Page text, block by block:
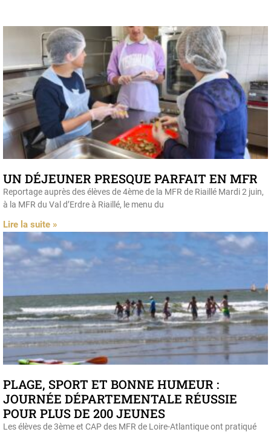
UN DÉJEUNER PRESQUE PARFAIT EN MFR
Reportage auprès des élèves de 4ème de la MFR de Riaillé Mardi 2 juin,
à la MFR du Val d’Erdre à Riaillé, le menu du
Lire la suite »
PLAGE, SPORT ET BONNE HUMEUR :
JOURNÉE DÉPARTEMENTALE RÉUSSIE
POUR PLUS DE 200 JEUNES
Les élèves de 3ème et CAP des MFR de Loire-Atlantique ont pratiqué